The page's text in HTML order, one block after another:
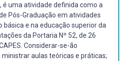
é uma atividade definida como a
Pós-Graduação em atividades
básica e na educação superior da
da Portaria Nº 52, de 26
Considerar-se-ão
ministrar aulas teóricas e práticas;